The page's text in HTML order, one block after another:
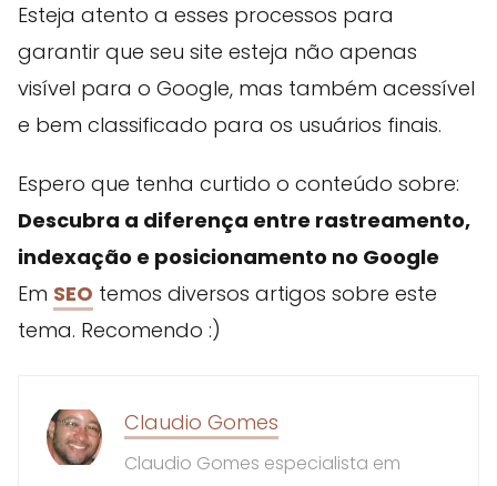
Esteja atento a esses processos para
garantir que seu site esteja não apenas
visível para o Google, mas também acessível
e bem classificado para os usuários finais.
Espero que tenha curtido o conteúdo sobre:
Descubra a diferença entre rastreamento,
indexação e posicionamento no Google
Em SEO temos diversos artigos sobre este
tema. Recomendo :)
Claudio Gomes
Claudio Gomes especialista em